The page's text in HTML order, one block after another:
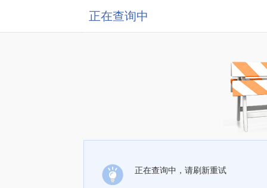
正在查询中
正在查询中，请刷新重试